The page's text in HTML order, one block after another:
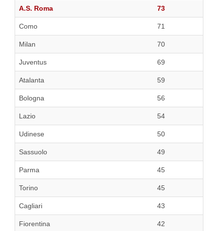
A.S. Roma 73
Como 71
Milan 70
Juventus 69
Atalanta 59
Bologna 56
Lazio 54
Udinese 50
Sassuolo 49
Parma 45
Torino 45
Cagliari 43
Fiorentina 42